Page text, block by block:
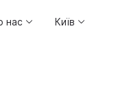
нас Київ